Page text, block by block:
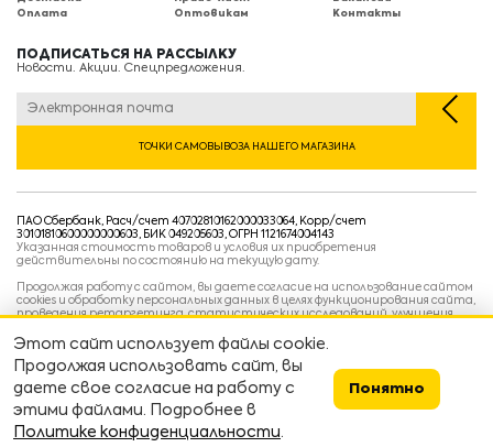
Оплата
Оптовикам
Контакты
ПОДПИСАТЬСЯ НА РАССЫЛКУ
Новости. Акции. Спецпредложения.
ТОЧКИ САМОВЫВОЗА НАШЕГО МАГАЗИНА
ПАО Сбербанк, Расч/счет 40702810162000033064, Корр/счет
30101810600000000603, БИК 049205603, ОГРН 1121674004143
Указанная стоимость товаров и условия их приобретения
действительны по состоянию на текущую дату.
Продолжая работу с сайтом, вы даете согласие на использование сайтом
cookies и обработку персональных данных в целях функционирования сайта,
проведения ретаргетинга, статистических исследований, улучшения
ваших предпочтений и интересов.
Политика конфиденциальности
Условия пользовательского соглашения
Условия продажи
Сделано в
Этот сайт использует файлы cookie.
Продолжая использовать сайт, вы
даете свое согласие на работу с
этими файлами. Подробнее в
Политике конфиденциальности.
Понятно